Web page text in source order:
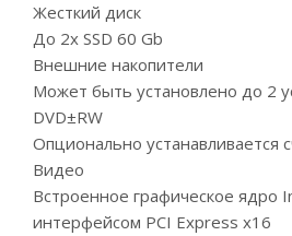
Жесткий диск
До 2х SSD 60 Gb
Внешние накопители
Может быть установлено до 2
DVD±RW
Опционально устанавливается
Видео
Встроенное графическое ядро
интерфейсом PCI Express x16